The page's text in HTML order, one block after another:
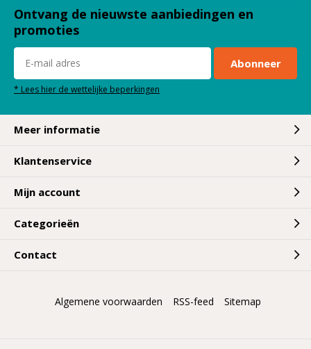
Ontvang de nieuwste aanbiedingen en
promoties
Abonneer
* Lees hier de wettelijke beperkingen
Meer informatie
Klantenservice
Mijn account
Categorieën
Contact
Algemene voorwaarden RSS-feed Sitemap